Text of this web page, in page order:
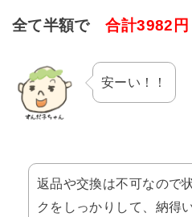
全て半額で合計3982円
安ーい！！
返品や交換は不可なので
クをしっかりして、納得